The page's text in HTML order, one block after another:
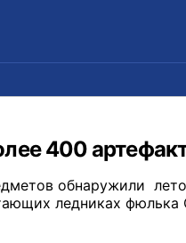
400
обнаружили
ледниках фюлька